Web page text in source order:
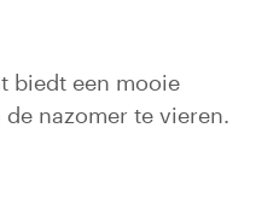
biedt een mooie
nazomer te vieren.